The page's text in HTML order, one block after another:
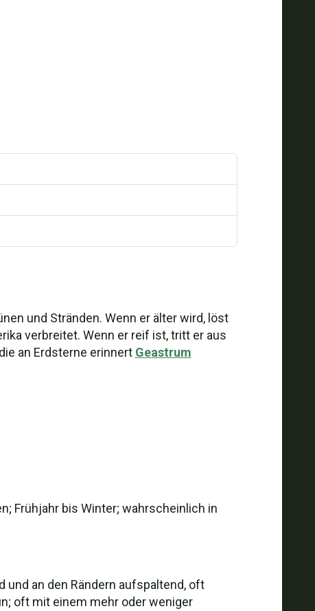
und Stränden. Wenn er älter wird, löst
verbreitet. Wenn er reif ist, tritt er aus
an Erdsterne erinnert Geastrum
Frühjahr bis Winter; wahrscheinlich in
an den Rändern aufspaltend, oft
oft mit einem mehr oder weniger